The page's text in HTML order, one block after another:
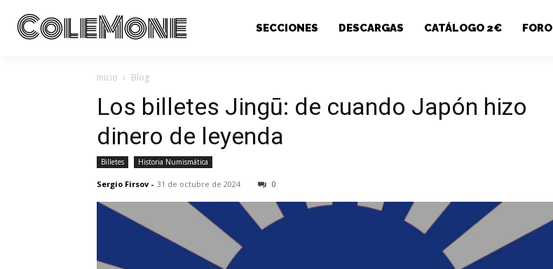
ColeMone SECCIONES DESCARGAS CATÁLOGO 2€ FORO
Inicio Blog
Los billetes Jingū: de cuando Japón hizo
dinero de leyenda
Billetes Historia Numismática
Sergio Firsov - 31 de octubre de 2024 0